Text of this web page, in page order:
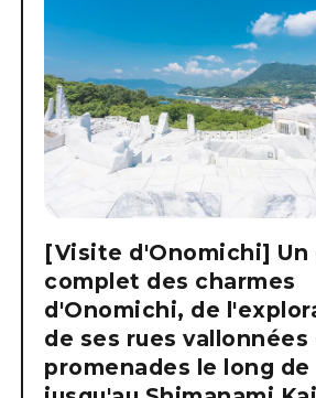
[Visite d'Onomichi] Un
complet des charmes
d'Onomichi, de
de ses rues vallonnées
promenades le long